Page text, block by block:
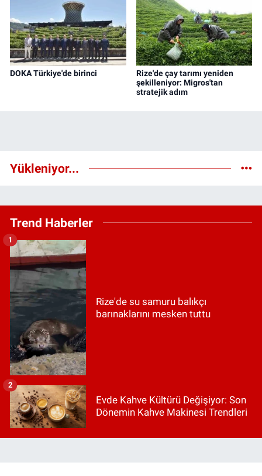
DOKA Türkiye'de birinci
Rize'de çay tarımı yeniden
şekilleniyor: Migros'tan
stratejik adım
Yükleniyor...
Trend Haberler
Rize'de su samuru balıkçı
barınaklarını mesken tuttu
1
Evde Kahve Kültürü Değişiyor: Son
Dönemin Kahve Makinesi Trendleri
2